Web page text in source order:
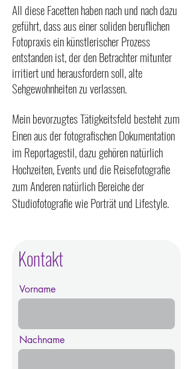
All diese Facetten haben nach und nach dazu
geführt, dass aus einer soliden beruflichen
Fotopraxis ein künstlerischer Prozess
entstanden ist, der den Betrachter mitunter
irritiert und herausfordern soll, alte
Sehgewohnheiten zu verlassen.
Mein bevorzugtes Tätigkeitsfeld besteht zum
Einen aus der fotografischen Dokumentation
im Reportagestil, dazu gehören natürlich
Hochzeiten, Events und die Reisefotografie
zum Anderen natürlich Bereiche der
Studiofotografie wie Porträt und Lifestyle.
Eventfotograf Porträtfotograf
Lifestylefotograf
Kontakt
Vorname
Nachname